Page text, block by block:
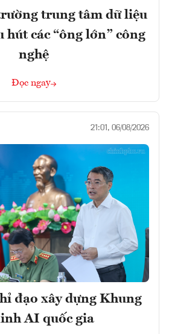
trung tâm dữ liệu
hút các “ông lớn” công
nghệ
Đọc ngay
21:01, 06/08/2026
đạo xây dựng Khung
AI quốc gia